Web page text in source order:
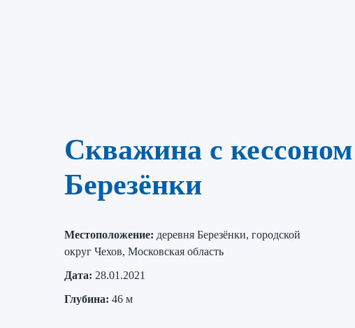
Скважина с
Березёнки
Местоположение: деревня Березёнки, городской
округ Чехов, Московская область
Дата: 28.01.2021
Глубина: 46 м